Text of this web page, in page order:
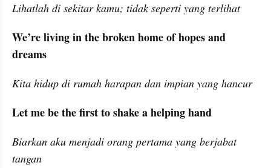
Lihatlah di sekitar kamu; tidak seperti yang terlihat
We’re living in the broken home of hopes and
dreams
Kita hidup di rumah harapan dan impian yang hancur
Let me be the first to shake a helping hand
Biarkan aku menjadi orang pertama yang berjabat
tangan